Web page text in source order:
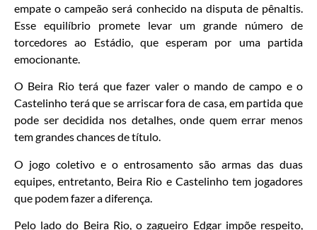
empate o campeão será conhecido na disputa de pênaltis.
Esse equilíbrio promete levar um grande número de
torcedores ao Estádio, que esperam por uma partida
emocionante.
O Beira Rio terá que fazer valer o mando de campo e o
Castelinho terá que se arriscar fora de casa, em partida que
pode ser decidida nos detalhes, onde quem errar menos
tem grandes chances de título.
O jogo coletivo e o entrosamento são armas das duas
equipes, entretanto, Beira Rio e Castelinho tem jogadores
que podem fazer a diferença.
Pelo lado do Beira Rio, o zagueiro Edgar impõe respeito,